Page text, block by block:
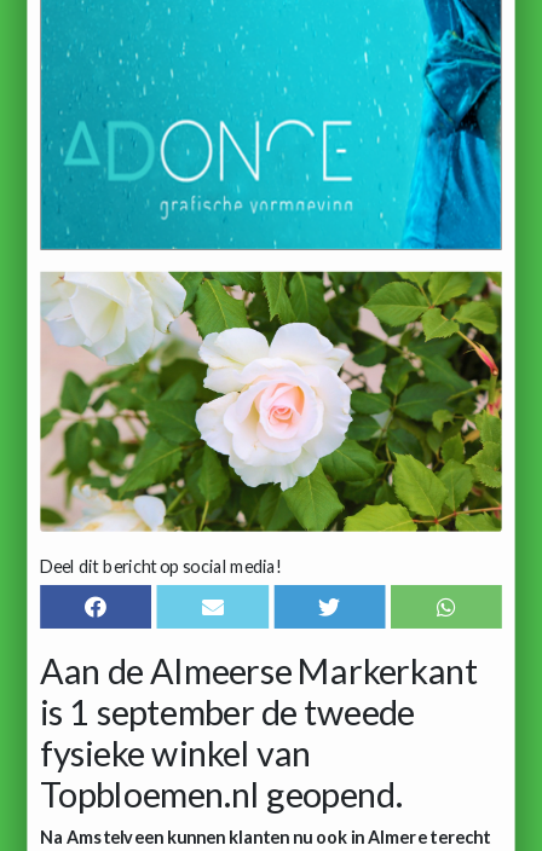
Deel dit bericht op social media!
Aan de Almeerse Markerkant
is 1 september de tweede
fysieke winkel van
Topbloemen.nl geopend.
Na Amstelveen kunnen klanten nu ook in Almere terecht